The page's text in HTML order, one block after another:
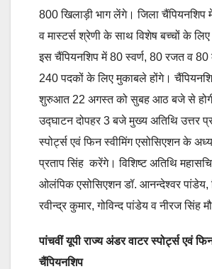
800 खिलाड़ी भाग लेंगे। जिला
व मास्टर्स श्रेणी के साथ विशेष बच्चों के लिए
इस चैंपियनशिप में 80 स्वर्ण, 80 रजत व 80
240 पदकों के लिए मुकाबले होंगे।
शुरुआत 22 अगस्त को सुबह आठ बजे से
उद्घाटन दोपहर 3 बजे मुख्य अतिथि उत्तर
स्पोर्ट्स एवं फिन स्वीमिंग एसोसिएशन के
प्रताप सिंह करेंगे। विशिष्ट अतिथि
ओलंपिक एसोसिएशन डॉ. आनन्देश्वर
रवीन्द्र कुमार, गोविन्द पांडेय व नीरज सिंह
पांचवीं यूपी राज्य अंडर वाटर स्पोर्ट्स एवं
चैंपियनशिप